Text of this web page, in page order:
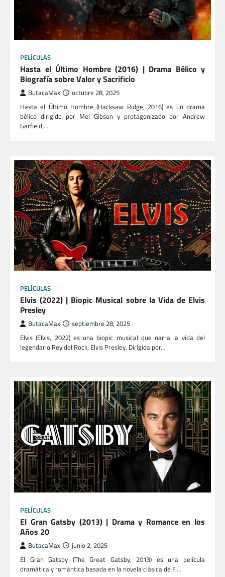
PELÍCULAS
Hasta el Último Hombre (2016) | Drama Bélico y
Biografía sobre Valor y Sacrificio
ButacaMax octubre 28, 2025
Hasta el Último Hombre (Hacksaw Ridge, 2016) es un drama
bélico dirigido por Mel Gibson y protagonizado por Andrew
Garfield,…
PELÍCULAS
Elvis (2022) | Biopic Musical sobre la Vida de Elvis
Presley
ButacaMax septiembre 28, 2025
Elvis (Elvis, 2022) es una biopic musical que narra la vida del
legendario Rey del Rock, Elvis Presley. Dirigida por…
PELÍCULAS
El Gran Gatsby (2013) | Drama y Romance en los
Años 20
ButacaMax junio 2, 2025
El Gran Gatsby (The Great Gatsby, 2013) es una película
dramática y romántica basada en la novela clásica de F.…